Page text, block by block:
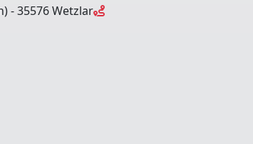
- 35576 Wetzlar